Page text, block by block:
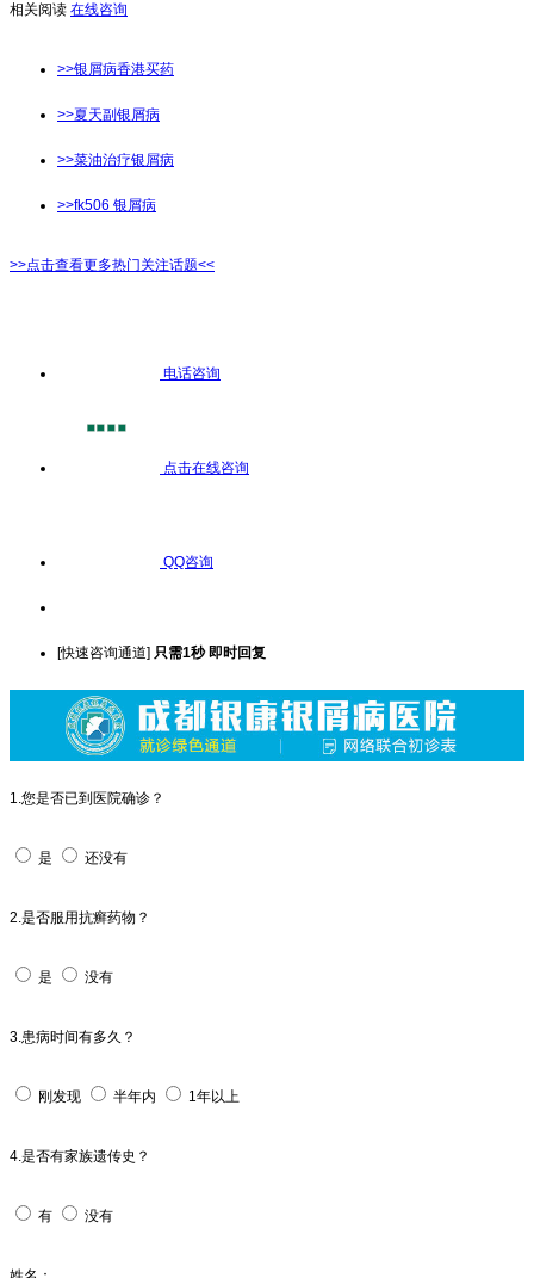
相关阅读 在线咨询
>>银屑病香港买药
>>夏天副银屑病
>>菜油治疗银屑病
>>fk506 银屑病
>>点击查看更多热门关注话题<<
电话咨询
点击在线咨询
QQ咨询
[快速咨询通道] 只需1秒 即时回复
1.您是否已到医院确诊？
是 还没有
2.是否服用抗癣药物？
是 没有
3.患病时间有多久？
刚发现 半年内 1年以上
4.是否有家族遗传史？
有 没有